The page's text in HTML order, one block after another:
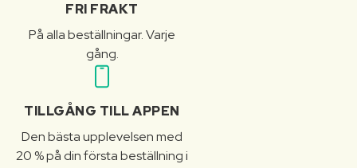
FRI FRAKT
På alla beställningar. Varje
gång.
TILLGÅNG TILL APPEN
Den bästa upplevelsen med
20 % på din första beställning i